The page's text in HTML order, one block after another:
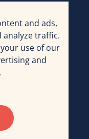
us
and ads,
analyze traffic.
use of our
and